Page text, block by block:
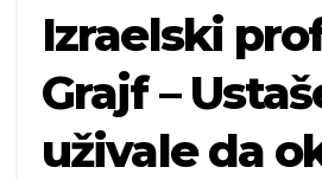
Izraelski
Grajf –
uživale da